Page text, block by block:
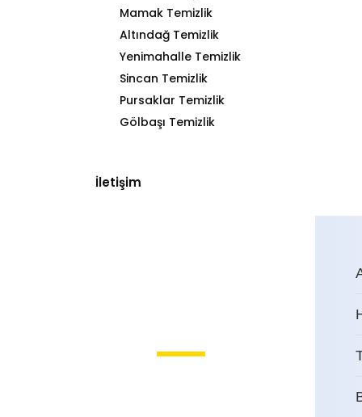
Mamak Temizlik
Altındağ Temizlik
Yenimahalle Temizlik
Sincan Temizlik
Pursaklar Temizlik
Gölbaşı Temizlik
İletişim